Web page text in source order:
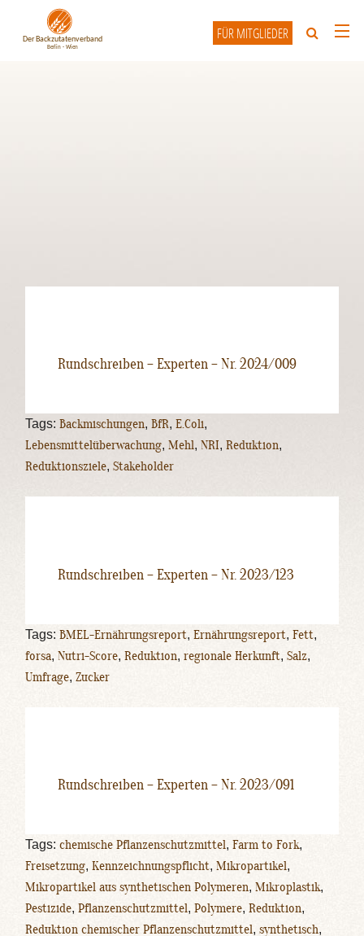
FÜR MITGLIEDER
Rundschreiben – Experten – Nr. 2024/009
Tags: Backmischungen, BfR, E.Coli,
Lebensmittelüberwachung, Mehl, NRI, Reduktion,
Reduktionsziele, Stakeholder
Rundschreiben – Experten – Nr. 2023/123
Tags: BMEL-Ernährungsreport, Ernährungsreport, Fett,
forsa, Nutri-Score, Reduktion, regionale Herkunft, Salz,
Umfrage, Zucker
Rundschreiben – Experten – Nr. 2023/091
Tags: chemische Pflanzenschutzmittel, Farm to Fork,
Freisetzung, Kennzeichnungspflicht, Mikropartikel,
Mikropartikel aus synthetischen Polymeren, Mikroplastik,
Pestizide, Pflanzenschutzmittel, Polymere, Reduktion,
Reduktion chemischer Pflanzenschutzmittel, synthetisch,